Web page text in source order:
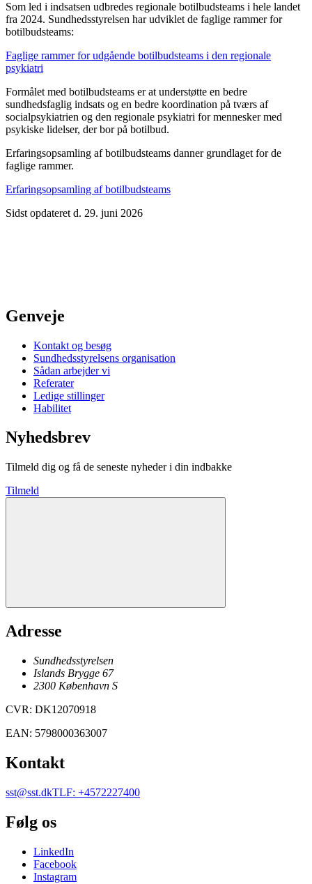
Som led i indsatsen udbredes regionale botilbudsteams i hele landet
fra 2024. Sundhedsstyrelsen har udviklet de faglige rammer for
botilbudsteams:
Faglige rammer for udgående botilbudsteams i den regionale
psykiatri
Formålet med botilbudsteams er at understøtte en bedre
sundhedsfaglig indsats og en bedre koordination på tværs af
socialpsykiatrien og den regionale psykiatri for mennesker med
psykiske lidelser, der bor på botilbud.
Erfaringsopsamling af botilbudsteams danner grundlaget for de
faglige rammer.
Erfaringsopsamling af botilbudsteams
Sidst opdateret d. 29. juni 2026
Genveje
Kontakt og besøg
Sundhedsstyrelsens organisation
Sådan arbejder vi
Referater
Ledige stillinger
Habilitet
Nyhedsbrev
Tilmeld dig og få de seneste nyheder i din indbakke
Tilmeld
Adresse
Sundhedsstyrelsen
Islands Brygge 67
2300 København S
CVR: DK12070918
EAN: 5798000363007
Kontakt
sst@sst.dkTLF: +4572227400
Følg os
LinkedIn
Facebook
Instagram